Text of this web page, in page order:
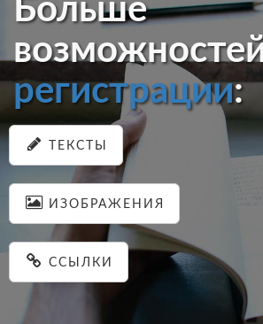
Больше
регистрации:
ТЕКСТЫ
ИЗОБРАЖЕНИЯ
ССЫЛКИ